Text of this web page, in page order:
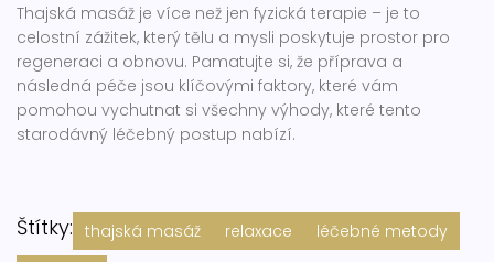
Thajská masáž je více než jen fyzická terapie – je to
celostní zážitek, který tělu a mysli poskytuje prostor pro
regeneraci a obnovu. Pamatujte si, že příprava a
následná péče jsou klíčovými faktory, které vám
pomohou vychutnat si všechny výhody, které tento
starodávný léčebný postup nabízí.
Štítky: thajská masáž relaxace
léčebné metody